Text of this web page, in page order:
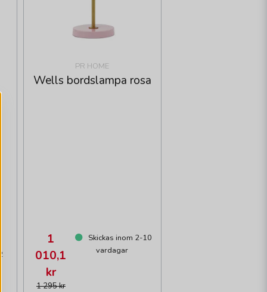
PR HOME
Wells bordslampa rosa
1 295 kr
1
010,1
kr
Skickas inom 2-10
vardagar